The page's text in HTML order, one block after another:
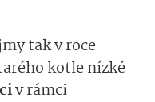
tak v roce
kotle nízké
v rámci